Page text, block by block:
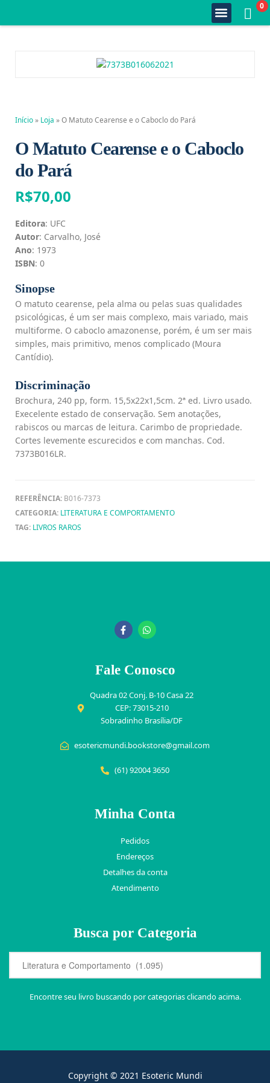
0
Início» Loja »O Matuto Cearense e o Caboclo do Pará
O Matuto Cearense e o Caboclo
do Pará
R$70,00
Editora: UFC
Autor: Carvalho, José
Ano: 1973
ISBN: 0
Sinopse
O matuto cearense, pela alma ou pelas suas qualidades
psicológicas, é um ser mais complexo, mais variado, mais
multiforme. O caboclo amazonense, porém, é um ser mais
simples, mais primitivo, menos complicado (Moura
Cantídio).
Discriminação
Brochura, 240 pp, form. 15,5x22x1,5cm. 2ª ed. Livro usado.
Execelente estado de conservação. Sem anotações,
rabiscos ou marcas de leitura. Carimbo de propriedade.
Cortes levemente escurecidos e com manchas. Cod.
7373B016LR.
REFERÊNCIA: B016-7373
CATEGORIA: LITERATURA E COMPORTAMENTO
TAG: LIVROS RAROS
Fale Conosco
Quadra 02 Conj. B-10 Casa 22
CEP: 73015-210
Sobradinho Brasília/DF
esotericmundi.bookstore@gmail.com
(61) 92004 3650
Minha Conta
Pedidos
Endereços
Detalhes da conta
Atendimento
Busca por Categoria
Encontre seu livro buscando por categorias clicando acima.
Copyright © 2021 Esoteric Mundi